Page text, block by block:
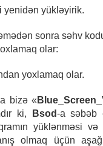
yenidən yükləyirik.
sonra səhv
olar:
yoxlamaq olar.
bizə «
ki,
Bsod-a səbəb
yüklənməsi və
olmaq üçün